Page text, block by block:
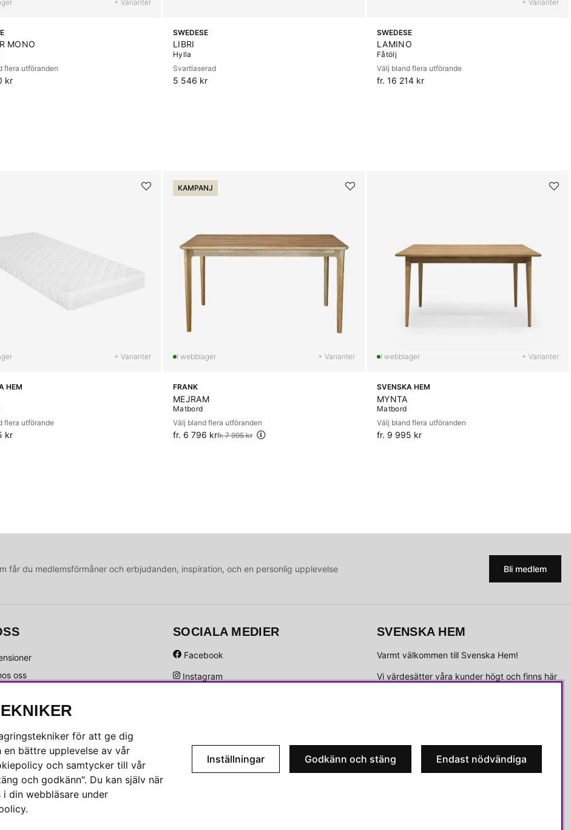
+ Varianter
MONO
flera utföranden
kr
SWEDESE
LIBRI
Hylla
Svartlaserad
5 546 kr
+ Varianter
SWEDESE
LAMINO
Fåtölj
Välj bland flera utförande
fr. 16 214 kr
+ Varianter
HEM
flera utförande
kr
KAMPANJ
+ Varianter
FRANK
MEJRAM
Matbord
Välj bland flera utföranden
fr. 6 796 kr
Ordinarie pris:fr. 7 995 kr
+ Varianter
SVENSKA HEM
MYNTA
Matbord
Välj bland flera utföranden
fr. 9 995 kr
får du medlemsförmåner och erbjudanden, inspiration, och en personlig upplevelse Bli medlem
oss
SOCIALA MEDIER
Facebook
Instagram
SVENSKA HEM
Varmt välkommen till Svenska Hem!
Vi värdesätter våra kunder högt och finns här
Våra butiker
för att ge dig
en bättre upplevelse av vår
och samtycker till vår
och godkänn". Du kan själv när
din webbläsare under
.
Inställningar Godkänn och stäng Endast nödvändiga